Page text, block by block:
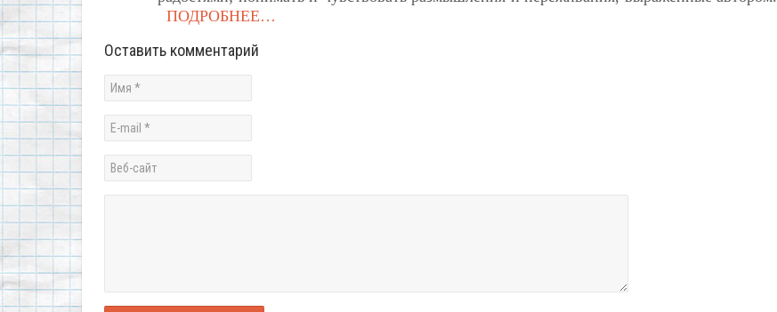
ПОДРОБНЕЕ…
Оставить комментарий